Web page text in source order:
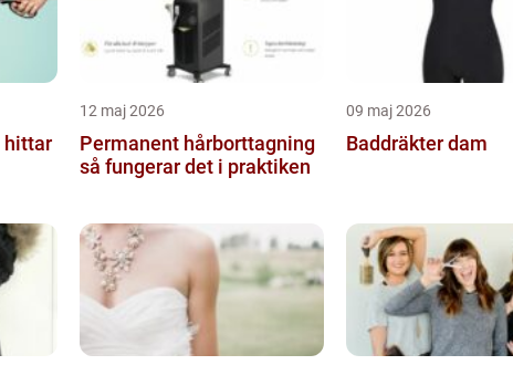
12 maj 2026
Permanent hårborttagning
så fungerar det i praktiken
09 maj 2026
Baddräkter dam